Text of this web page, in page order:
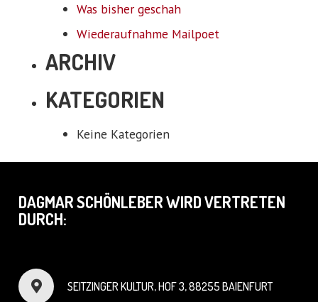
Was bisher geschah
Wiederaufnahme Mailpoet
ARCHIV
KATEGORIEN
Keine Kategorien
DAGMAR SCHÖNLEBER WIRD VERTRETEN
DURCH:
SEITZINGER KULTUR, HOF 3, 88255 BAIENFURT